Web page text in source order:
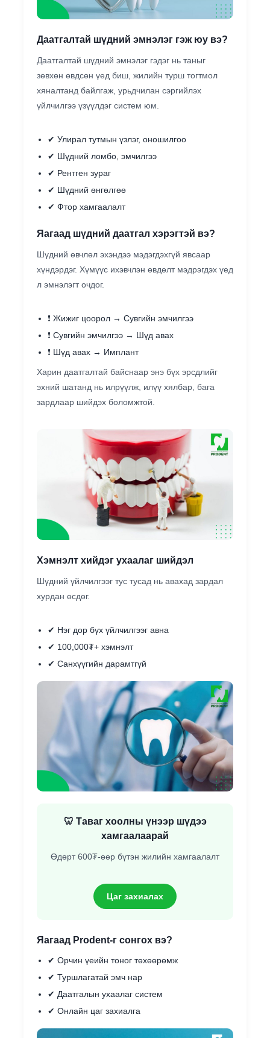
Даатгалтай шүдний эмнэлэг гэж юу вэ?
Даатгалтай шүдний эмнэлэг гэдэг нь таныг
зөвхөн өвдсөн үед биш, жилийн турш тогтмол
хяналтанд байлгаж, урьдчилан сэргийлэх
үйлчилгээ үзүүлдэг систем юм.
✔ Улирал тутмын үзлэг, оношилгоо
✔ Шүдний ломбо, эмчилгээ
✔ Рентген зураг
✔ Шүдний өнгөлгөө
✔ Фтор хамгаалалт
Яагаад шүдний даатгал хэрэгтэй вэ?
Шүдний өвчлөл эхэндээ мэдэгдэхгүй явсаар
хүндэрдэг. Хүмүүс ихэвчлэн өвдөлт мэдрэгдэх үед
л эмнэлэгт очдог.
❗ Жижиг цоорол → Сувгийн эмчилгээ
❗ Сувгийн эмчилгээ → Шүд авах
❗ Шүд авах → Имплант
Харин даатгалтай байснаар энэ бүх эрсдлийг
эхний шатанд нь илрүүлж, илүү хялбар, бага
зардлаар шийдэх боломжтой.
Хэмнэлт хийдэг ухаалаг шийдэл
Шүдний үйлчилгээг тус тусад нь авахад зардал
хурдан өсдөг.
✔ Нэг дор бүх үйлчилгээг авна
✔ 100,000₮+ хэмнэлт
✔ Санхүүгийн дарамтгүй
🦷 Таваг хоолны үнээр шүдээ
хамгаалаарай
Өдөрт 600₮-өөр бүтэн жилийн хамгаалалт
Цаг захиалах
Яагаад Prodent-г сонгох вэ?
✔ Орчин үеийн тоног төхөөрөмж
✔ Туршлагатай эмч нар
✔ Даатгалын ухаалаг систем
✔ Онлайн цаг захиалга